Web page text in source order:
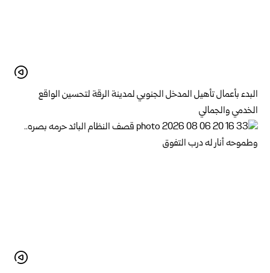
البدء بأعمال تأهيل المدخل الجنوبي لمدينة الرقة لتحسين الواقع
الخدمي والجمالي